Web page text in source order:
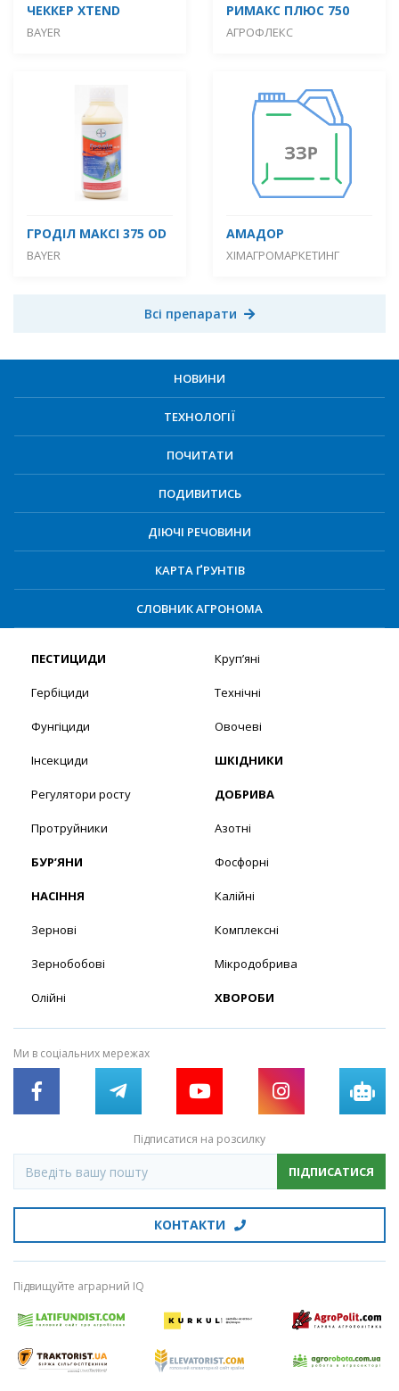
ЧЕККЕР XTEND
BAYER
РИМАКС ПЛЮС 750
АГРОФЛЕКС
ГРОДІЛ МАКСІ 375 OD
BAYER
АМАДОР
ХІМАГРОМАРКЕТИНГ
Всі препарати
НОВИНИ
ТЕХНОЛОГІЇ
ПОЧИТАТИ
ПОДИВИТИСЬ
ДІЮЧІ РЕЧОВИНИ
КАРТА ҐРУНТІВ
СЛОВНИК АГРОНОМА
ПЕСТИЦИДИ
Гербіциди
Фунгіциди
Інсекциди
Регулятори росту
Протруйники
БУР’ЯНИ
НАСІННЯ
Зернові
Зернобобові
Олійні
Круп’яні
Технічні
Овочеві
ШКІДНИКИ
ДОБРИВА
Азотні
Фосфорні
Калійні
Комплексні
Мікродобрива
ХВОРОБИ
Ми в соціальних мережах
Підписатися на розсилку
ПІДПИСАТИСЯ
КОНТАКТИ
Підвищуйте аграрний IQ